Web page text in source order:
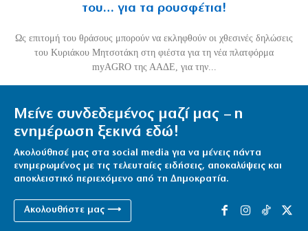
του… για τα ρουσφέτια!
Ως επιτομή του θράσους μπορούν να εκληφθούν οι χθεσινές δηλώσεις
του Κυριάκου Μητσοτάκη στη φιέστα για τη νέα πλατφόρμα
myAGRO της ΑΑΔΕ, για την...
Μείνε συνδεδεμένος μαζί μας – η
ενημέρωση ξεκινά εδώ!
Ακολούθησέ μας στα social media για να μένεις πάντα
ενημερωμένος με τις τελευταίες ειδήσεις, αποκαλύψεις και
αποκλειστικό περιεχόμενο από τη Δημοκρατία.
Ακολουθήστε μας ⟶